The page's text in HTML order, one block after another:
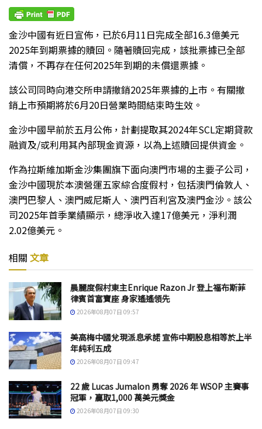
金沙中國有近日宣佈，已於6月11日完成全部16.3億美元
2025年到期票據的贖回。隨著贖回完成，該批票據已全部
清償，不再存在任何2025年到期的未償還票據。
該公司同時向港交所申請撤銷2025年票據的上市。有關撤
銷上市預期將於6月20日營業時間結束時生效。
金沙中國早前於五月公佈，計劃提取其2024年SCL定期貸款
融資及/或利用其內部現金資源，以為上述贖回提供資金。
作為拉斯維加斯金沙集團旗下面向澳門市場的主要子公司，
金沙中國現於本澳營運五家綜合度假村，包括澳門倫敦人、
澳門巴黎人、澳門威尼斯人、澳門百利宮及澳門金沙。該公
司2025年首季業績顯示，總淨收入達17億美元，淨利潤
2.02億美元。
相關 文章
晨麗度假村東主Enrique Razon Jr 登上福布斯菲
律賓首富寶座 身家遙遙領先
2026年08月07日 09:57
美高梅中國兌現派息承諾 宣佈中期股息相等於上半
年純利五成
2026年08月07日 09:47
22 歲 Lucas Jumalon 勇奪 2026 年 WSOP 主賽事
冠軍，贏取1,000 萬美元獎金
2026年08月07日 09:30